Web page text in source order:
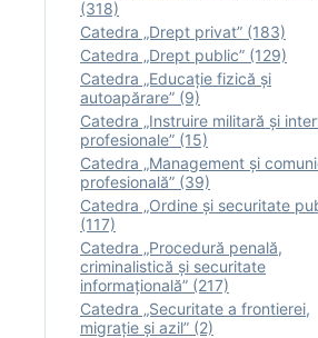
(318)
Catedra „Drept privat” (183)
Catedra „Drept public” (129)
Catedra „Educație fizică şi
autoapărare” (9)
Catedra „Instruire militară şi
profesionale” (15)
Catedra „Management și
profesională” (39)
Catedra „Ordine și securitate
(117)
Catedra „Procedură penală,
criminalistică și securitate
informațională” (217)
Catedra „Securitate a frontierei,
migrație și azil” (2)